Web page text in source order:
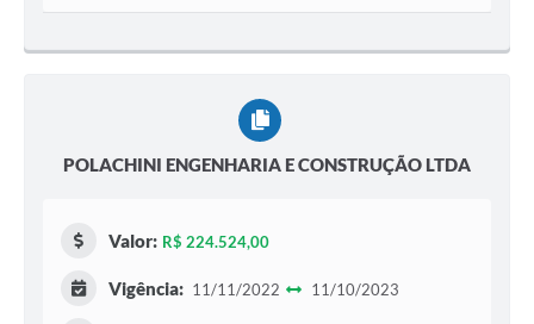
POLACHINI ENGENHARIA E CONSTRUÇÃO LTDA
Valor: R$ 224.524,00
Vigência: 11/11/2022 11/10/2023